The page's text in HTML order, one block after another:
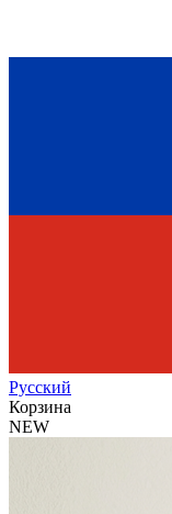
Русский
Корзина
NEW